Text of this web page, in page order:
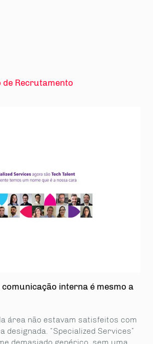
de Recrutamento
interna é mesmo a
área não estavam satisfeitos com
designada. “Specialized Services”